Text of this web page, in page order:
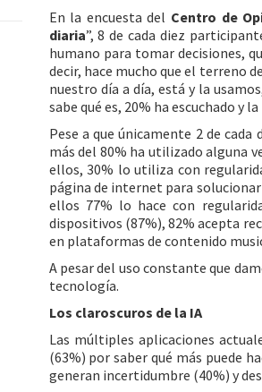
En la encuesta del Centro de
diaria”, 8 de cada diez
humano para tomar decisiones,
decir, hace mucho que el terreno
nuestro día a día, está y la
sabe qué es, 20% ha escuchado y
Pese a que únicamente 2 de
más del 80% ha utilizado alguna
ellos, 30% lo utiliza con
página de internet para
ellos 77% lo hace con
dispositivos (87%), 82% acepta
en plataformas de contenido
A pesar del uso constante que
tecnología.
Los claroscuros de la IA
Las múltiples aplicaciones
(63%) por saber qué más puede
generan incertidumbre (40%) y